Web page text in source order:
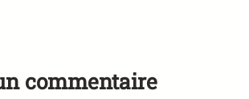
commentaire